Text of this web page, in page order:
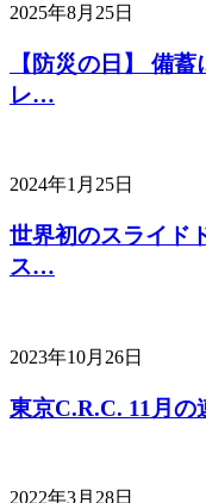
2025年8月25日
【防災の日】 備
レ…
2024年1月25日
世界初のスライド
ス…
2023年10月26日
東京C.R.C. 11月
2022年3月28日